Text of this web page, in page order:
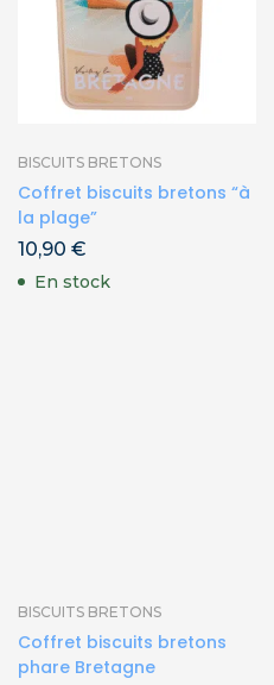
BISCUITS BRETONS
Coffret biscuits bretons “à
la plage”
10,90 €
En stock
BISCUITS BRETONS
Coffret biscuits bretons
phare Bretagne